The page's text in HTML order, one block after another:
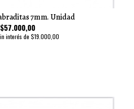
7mm. Unidad
$57.000,00
interés de $19.000,00